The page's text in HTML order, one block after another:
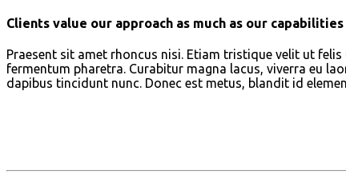
Clients value our approach as much as our capabilities
Praesent sit amet rhoncus nisi. Etiam tristique velit ut
fermentum pharetra. Curabitur magna lacus, viverra eu
dapibus tincidunt nunc. Donec est metus, blandit id